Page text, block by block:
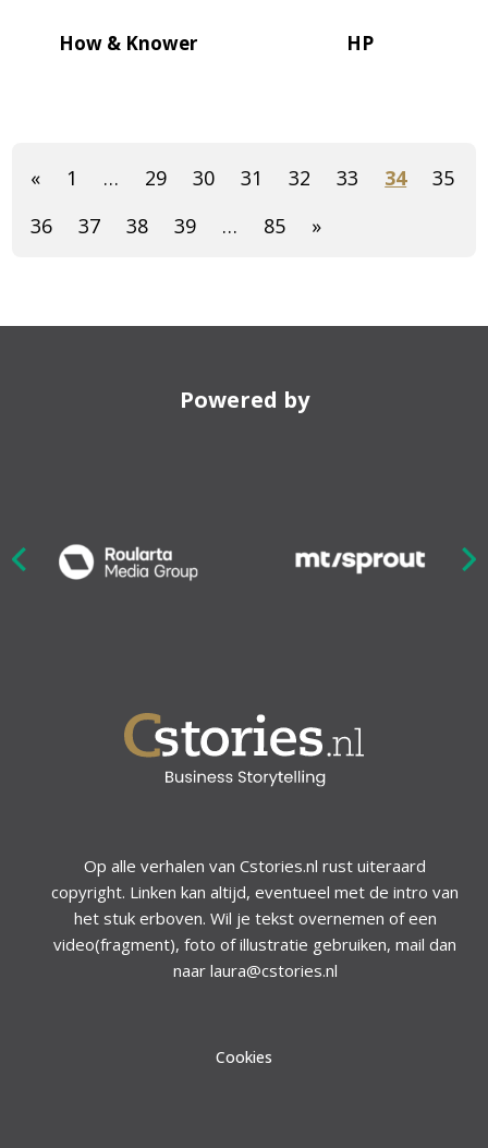
How & Knower HP
« 1 … 29 30 31 32 33 34
35
36
37 38 39 … 85 »
Powered by
Op alle verhalen van Cstories.nl rust uiteraard
copyright. Linken kan altijd, eventueel met de intro van
het stuk erboven. Wil je tekst overnemen of een
video(fragment), foto of illustratie gebruiken, mail dan
naar laura@cstories.nl
Cookies